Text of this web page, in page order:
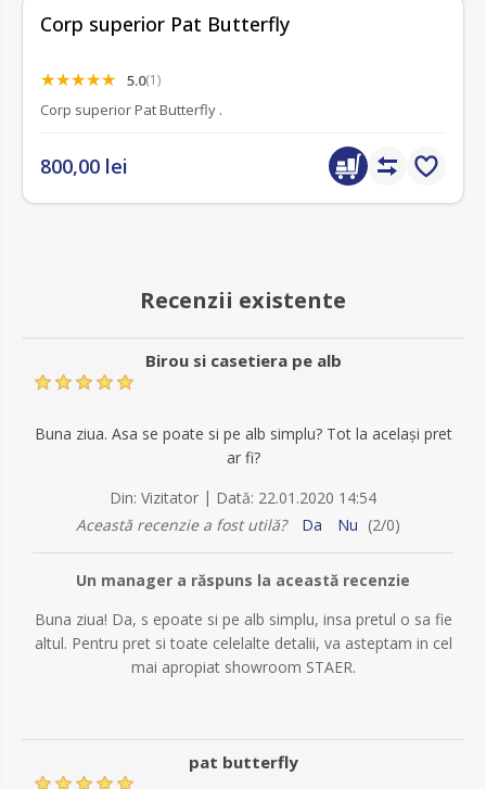
Corp superior Pat Butterfly
5.0(1)
Corp superior Pat Butterfly .
800,00 lei
Recenzii existente
Birou si casetiera pe alb
Buna ziua. Asa se poate si pe alb simplu? Tot la același pret
ar fi?
Din: Vizitator | Dată: 22.01.2020 14:54
Această recenzie a fost utilă?
Da Nu (2/0)
Un manager a răspuns la această recenzie
Buna ziua! Da, s epoate si pe alb simplu, insa pretul o sa fie
altul. Pentru pret si toate celelalte detalii, va asteptam in cel
mai apropiat showroom STAER.
pat butterfly